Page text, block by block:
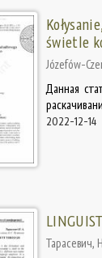
świetle
Józefów-
Данная
2022-12-14
Тарасевич,